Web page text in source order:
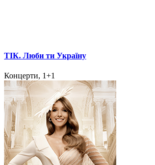
ТІК. Люби ти Україну
Концерти, 1+1